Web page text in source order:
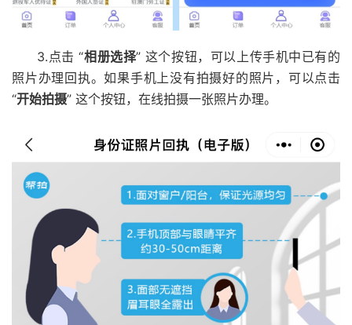
3.点击 “相册选择” 这个按钮，可以上传手机中已有的
照片办理回执。如果手机上没有拍摄好的照片，可以点击
“开始拍摄” 这个按钮，在线拍摄一张照片办理。